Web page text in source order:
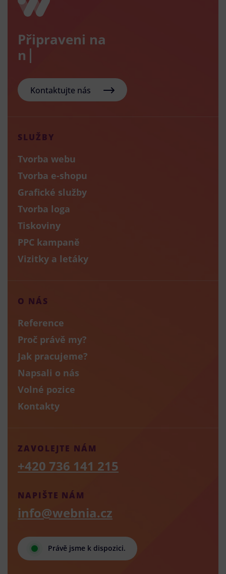
Připraveni na
nový e-
Kontaktujte nás
SLUŽBY
Tvorba webu
Tvorba e-shopu
Grafické služby
Tvorba loga
Tiskoviny
PPC kampaně
Vizitky a letáky
O NÁS
Reference
Proč právě my?
Jak pracujeme?
Napsali o nás
Volné pozice
Kontakty
Právě jsme k dispozici.
NAPIŠTE NÁM
info@webnia.cz
ZAVOLEJTE NÁM
+420 736 141 215